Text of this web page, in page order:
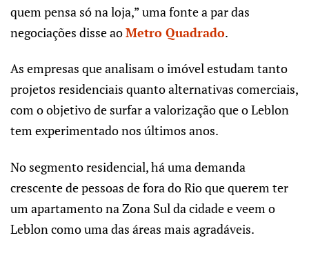
quem pensa só na loja,” uma fonte a par das
negociações disse aoMetro Quadrado.
As empresas que analisam o imóvel estudam tanto
projetos residenciais quanto alternativas comerciais,
com o objetivo de surfar a valorização que o Leblon
tem experimentado nos últimos anos.
No segmento residencial, há uma demanda
crescente de pessoas de fora do Rio que querem ter
um apartamento na Zona Sul da cidade e veem o
Leblon como uma das áreas mais agradáveis.